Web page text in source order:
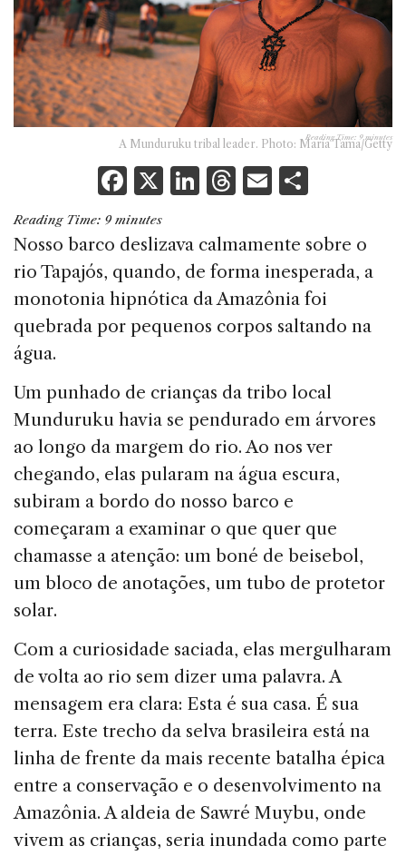
Reading Time: 9 minutes
A Munduruku tribal leader. Photo: Maria Tama/Getty
F
a
c
e
b
o
k
X Li
k
e
dI
n
T
re
a
d
s
E
ai
l
ar
e
Reading Time: 9 minutes
Nosso barco deslizava calmamente sobre o
rio Tapajós, quando, de forma inesperada, a
monotonia hipnótica da Amazônia foi
quebrada por pequenos corpos saltando na
água.
Um punhado de crianças da tribo local
Munduruku havia se pendurado em árvores
ao longo da margem do rio. Ao nos ver
chegando, elas pularam na água escura,
subiram a bordo do nosso barco e
começaram a examinar o que quer que
chamasse a atenção: um boné de beisebol,
um bloco de anotações, um tubo de protetor
solar.
Com a curiosidade saciada, elas mergulharam
de volta ao rio sem dizer uma palavra. A
mensagem era clara: Esta é sua casa. É sua
terra. Este trecho da selva brasileira está na
linha de frente da mais recente batalha épica
entre a conservação e o desenvolvimento na
Amazônia. A aldeia de Sawré Muybu, onde
vivem as crianças, seria inundada como parte